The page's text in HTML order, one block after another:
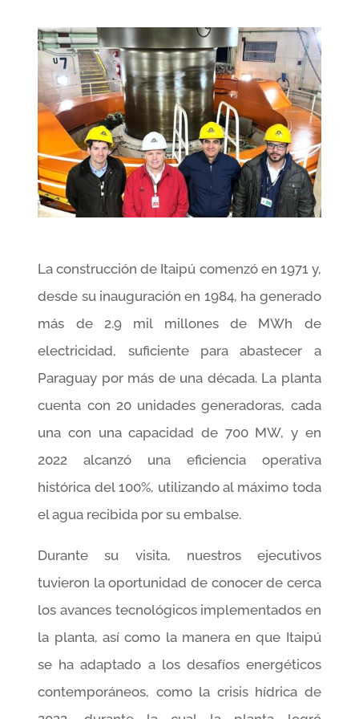
La construcción de Itaipú comenzó en 1971 y,
desde su inauguración en 1984, ha generado
más de 2.9 mil millones de MWh de
electricidad, suficiente para abastecer a
Paraguay por más de una década. La planta
cuenta con 20 unidades generadoras, cada
una con una capacidad de 700 MW, y en
2022 alcanzó una eficiencia operativa
histórica del 100%, utilizando al máximo toda
el agua recibida por su embalse.
Durante su visita, nuestros ejecutivos
tuvieron la oportunidad de conocer de cerca
los avances tecnológicos implementados en
la planta, así como la manera en que Itaipú
se ha adaptado a los desafíos energéticos
contemporáneos, como la crisis hídrica de